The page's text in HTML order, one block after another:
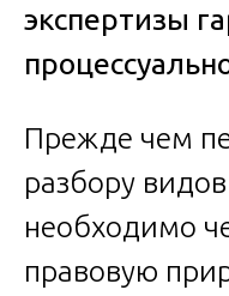
экспертизы
Прежде чем
разбору
необходимо
правовую